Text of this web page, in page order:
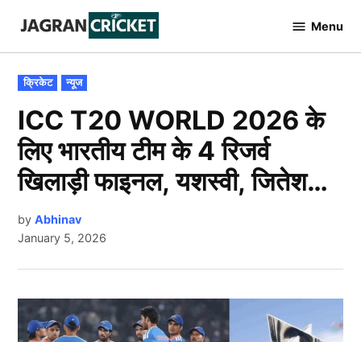
content
Cricket
Menu
POSTED
IN
क्रिकेट न्यूज
ICC T20 WORLD 2026 के
लिए भारतीय टीम के 4 रिजर्व
खिलाड़ी फाइनल, यशस्वी, जितेश…
by Abhinav
January 5, 2026